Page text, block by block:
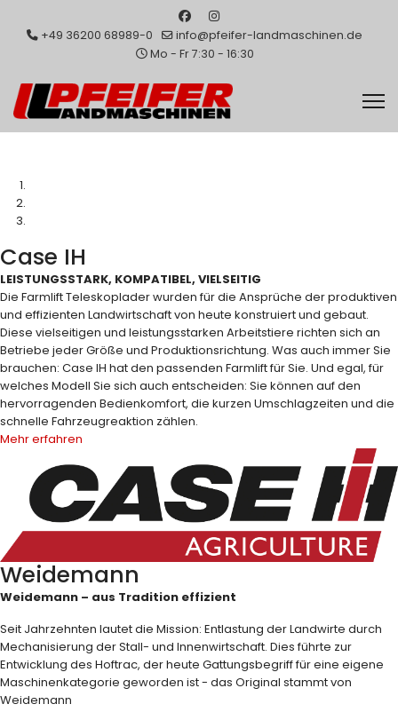
+49 36200 68989-0
info@pfeifer-landmaschinen.de
Mo - Fr 7:30 - 16:30
Case IH
LEISTUNGSSTARK, KOMPATIBEL, VIELSEITIG
Die Farmlift Teleskoplader wurden für die Ansprüche der produktiven
und effizienten Landwirtschaft von heute konstruiert und gebaut.
Diese vielseitigen und leistungsstarken Arbeitstiere richten sich an
Betriebe jeder Größe und Produktionsrichtung. Was auch immer Sie
brauchen: Case IH hat den passenden Farmlift für Sie. Und egal, für
welches Modell Sie sich auch entscheiden: Sie können auf den
hervorragenden Bedienkomfort, die kurzen Umschlagzeiten und die
schnelle Fahrzeugreaktion zählen.
Mehr erfahren
Weidemann
Weidemann – aus Tradition effizient
Seit Jahrzehnten lautet die Mission: Entlastung der Landwirte durch
Mechanisierung der Stall- und Innenwirtschaft. Dies führte zur
Entwicklung des Hoftrac, der heute Gattungsbegriff für eine eigene
Maschinenkategorie geworden ist - das Original stammt von
Weidemann